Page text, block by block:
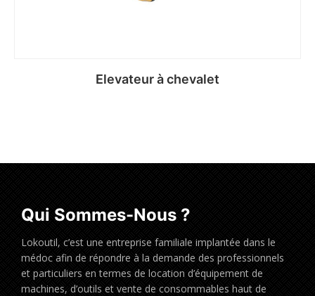
Elevateur à chevalet
Qui Sommes-Nous ?
Lokoutil, c’est une entreprise familiale implantée dans le
médoc afin de répondre à la demande des professionnels
et particuliers en termes de location d’équipement de
machines, d’outils et vente de consommables haut de